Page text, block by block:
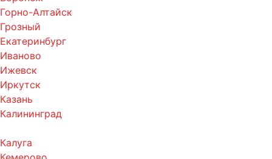
Горно-Алтайск
Грозный
Екатеринбург
Иваново
Ижевск
Иркутск
Казань
Калининград
Калуга